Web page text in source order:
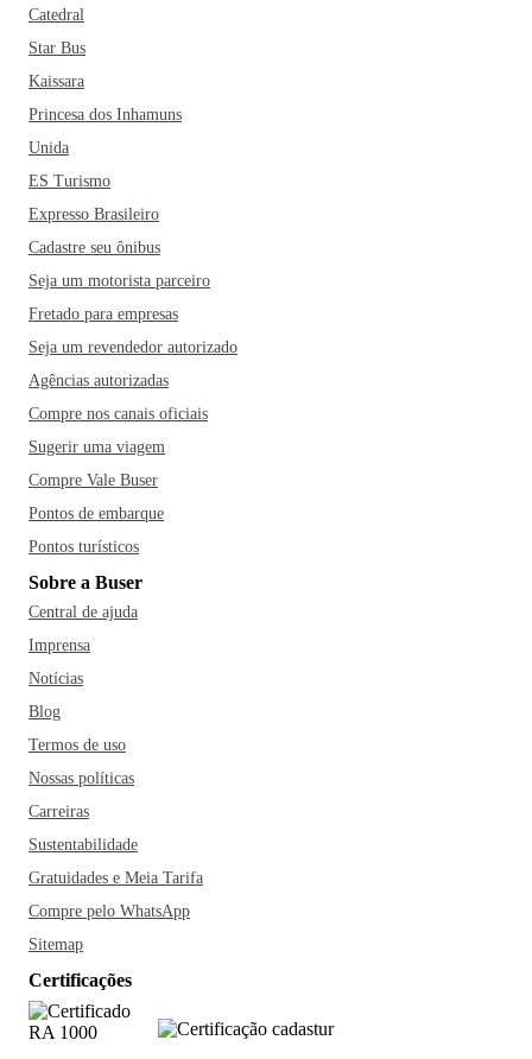
o Palácio das Esmeraldas. Aproveite para conhecer todos!
Catedral
Star Bus
Kaissara
Princesa dos Inhamuns
Unida
ES Turismo
Expresso Brasileiro
Cadastre seu ônibus
Seja um motorista parceiro
Fretado para empresas
Seja um revendedor autorizado
Agências autorizadas
Compre nos canais oficiais
Sugerir uma viagem
Compre Vale Buser
Pontos de embarque
Pontos turísticos
Sobre a Buser
Central de ajuda
Imprensa
Notícias
Blog
Termos de uso
Nossas políticas
Carreiras
Sustentabilidade
Gratuidades e Meia Tarifa
Compre pelo WhatsApp
Sitemap
Certificações